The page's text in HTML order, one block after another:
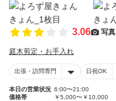
3.06 写真
庭木剪定・お手入れ
出張・訪問専門 日祝OK
本日の営業状況 6:00〜21:00
価格帯
￥5,000〜￥10,000